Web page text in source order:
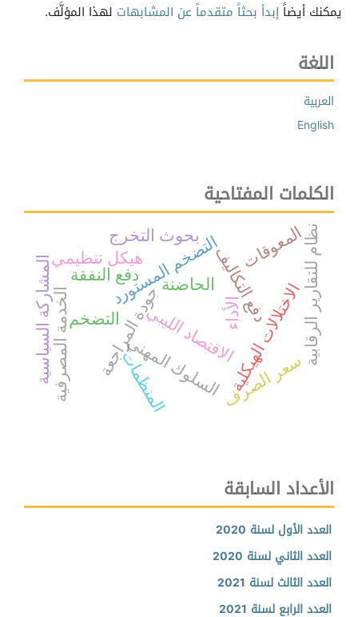
يمكنك أيضاًإبدأ بحثاً متقدماً عن المشابهات لهذا المؤلَّف.
اللغة
العربية
English
الكلمات المفتاحية
السلوك المهني
جودة المراجعةالتضخم دفع التكاليف دفع النفقةالتضخم المستورد
الاختلالات الهيكليةالاقتصاد الليبي
هيكل تنظيمي نظام للتقارير الرقابية بحوث التخرج
المنظمات الخدمة المصرفيةالمشاركة السياسية سعر الصرف
الحاضنة
الأداء
المعوقات
الأعداد السابقة
العدد الأول لسنة 2020
العدد الثاني لسنة 2020
العدد الثالث لسنة 2021
العدد الرابع لسنة 2021